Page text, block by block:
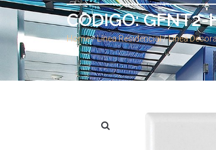
CODIGO: GFNT2-
Home/Línea Residencial/Línea